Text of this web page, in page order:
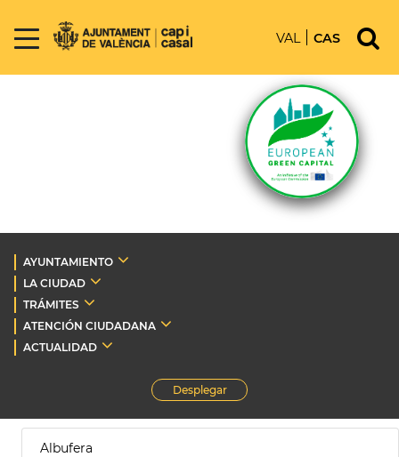
VAL CAS
AYUNTAMIENTO
LA CIUDAD
TRÁMITES
ATENCIÓN CIUDADANA
ACTUALIDAD
Desplegar
Albufera